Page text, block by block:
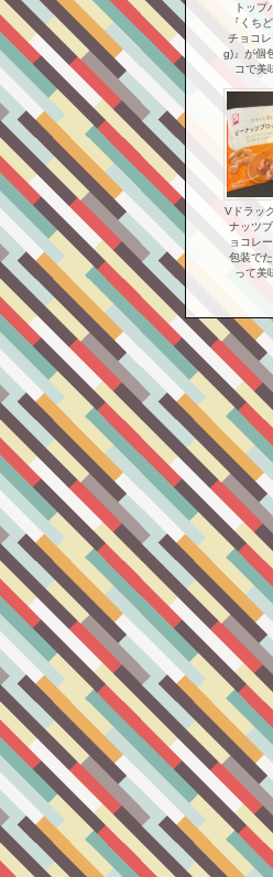
トップ
『くち
チョコ
g)』が個
コで美
Vドラッ
ナッツ
ョコレ
包装で
って美